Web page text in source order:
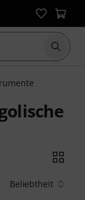
Suche
Beliebtheit